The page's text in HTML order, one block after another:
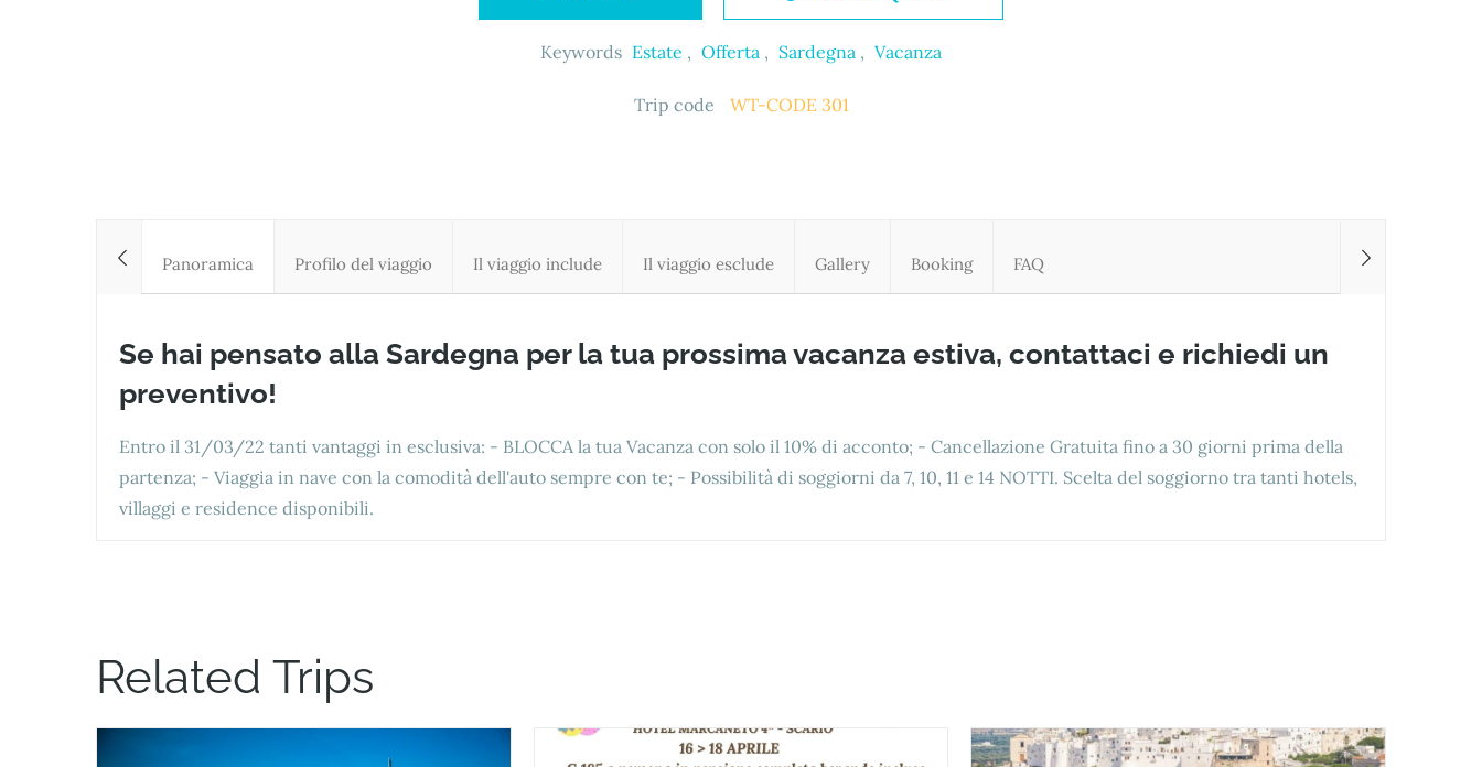
Keywords Estate , Offerta , Sardegna , Vacanza
Trip code WT-CODE 301
Panoramica Profilo del viaggio Il viaggio include Il viaggio esclude Gallery Booking FAQ
Se hai pensato alla Sardegna per la tua prossima vacanza estiva, contattaci e richiedi un
preventivo!
Entro il 31/03/22 tanti vantaggi in esclusiva: - BLOCCA la tua Vacanza con solo il 10% di acconto; - Cancellazione Gratuita fino a 30 giorni prima della
partenza; - Viaggia in nave con la comodità dell'auto sempre con te; - Possibilità di soggiorni da 7, 10, 11 e 14 NOTTI. Scelta del soggiorno tra tanti hotels,
villaggi e residence disponibili.
Related Trips